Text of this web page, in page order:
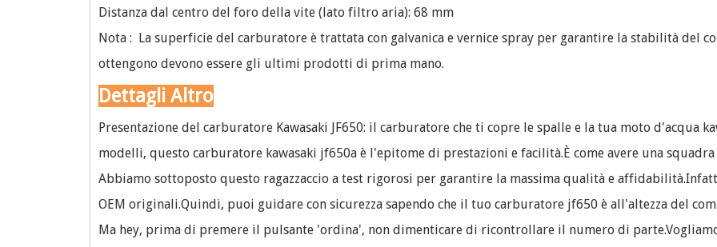
Distanza dal centro del foro della vite (lato filtro aria): 68 mm
Nota : La superficie del carburatore è trattata con galvanica e vernice spray per garantire la stabilità del
ottengono devono essere gli ultimi prodotti di prima mano.
Dettagli Altro
Presentazione del carburatore Kawasaki JF650: il carburatore che ti copre le spalle e la tua moto d'acqua
modelli, questo carburatore kawasaki jf650a è l'epitome di prestazioni e facilità.È come avere una squadra
Abbiamo sottoposto questo ragazzaccio a test rigorosi per garantire la massima qualità e
OEM originali.Quindi, puoi guidare con sicurezza sapendo che il tuo carburatore jf650 è all'altezza del
Ma hey, prima di premere il pulsante 'ordina', non dimenticare di ricontrollare il numero di